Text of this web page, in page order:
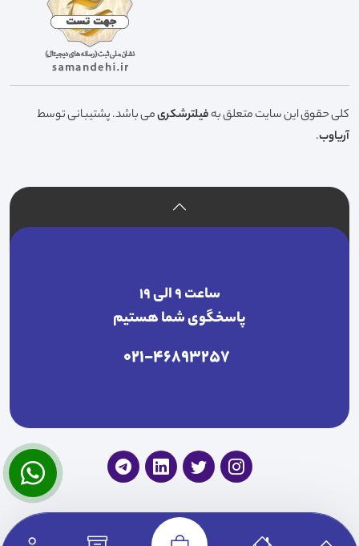
کلی حقوق این سایت متعلق بهفیلترشکریمی باشد. پشتیبانی توسط
آریاوب.
ساعت ۹ الی ۱۹
پاسخگوی شما هستیم
021-46893257